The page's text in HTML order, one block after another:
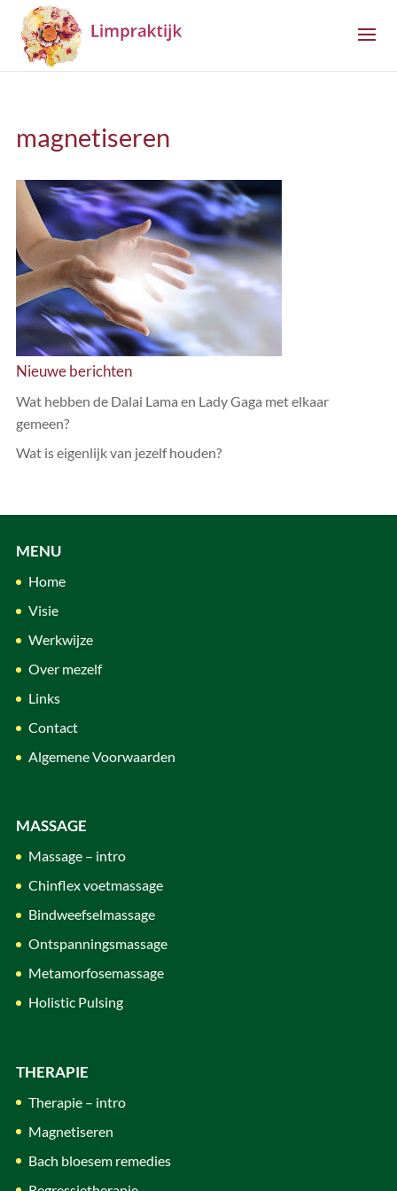
magnetiseren
Nieuwe berichten
Wat hebben de Dalai Lama en Lady Gaga met elkaar
gemeen?
Wat is eigenlijk van jezelf houden?
MENU
Home
Visie
Werkwijze
Over mezelf
Links
Contact
Algemene Voorwaarden
MASSAGE
Massage – intro
Chinflex voetmassage
Bindweefselmassage
Ontspanningsmassage
Metamorfosemassage
Holistic Pulsing
THERAPIE
Therapie – intro
Magnetiseren
Bach bloesem remedies